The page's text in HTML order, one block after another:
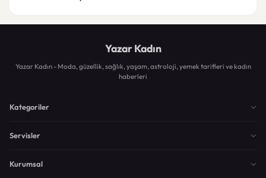
Yazar Kadın
Yazar Kadın - Moda, güzellik, sağlık, yaşam, astroloji, yemek tarifleri ve kadın
haberleri
Kategoriler
Servisler
Kurumsal